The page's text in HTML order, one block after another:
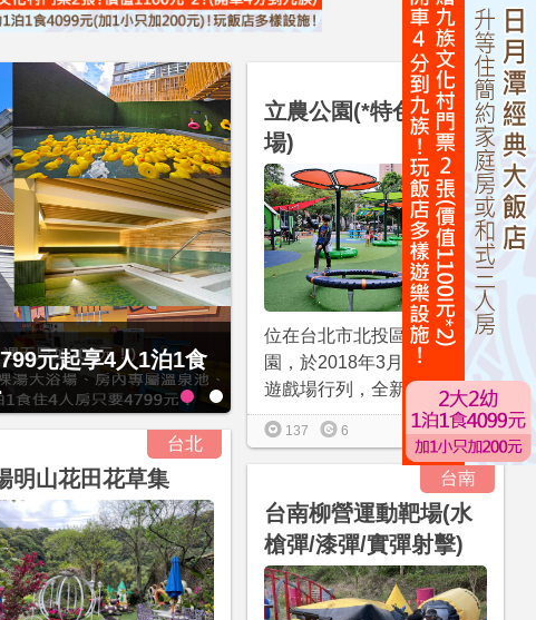
典大飯店范特奇堡2
捷絲旅-宜蘭礁溪館3099元
住4人房！享房內大型溫泉
台北
立農公園(*特色遊戲
場)
位在台北市北投區的立農公
園，於2018年3月加入特色
遊戲場行列，全新改造完...
更多資訊
137 6
台北
明山花田花草集 台南
台南柳營運動靶場(水
槍彈/漆彈/實彈射擊)